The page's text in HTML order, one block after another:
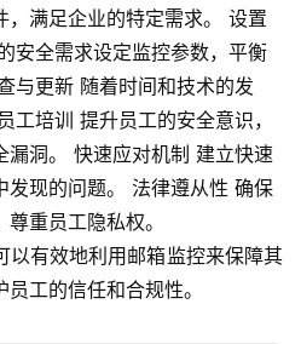
满足企业的特定需求。 设置
安全需求设定监控参数，平衡
与更新 随着时间和技术的发
工培训 提升员工的安全意识，
漏洞。 快速应对机制 建立快速
发现的问题。 法律遵从性 确保
重员工隐私权。
以有效地利用邮箱监控来保障其
工的信任和合规性。